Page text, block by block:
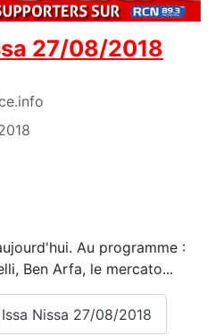
27/08/2018
Au programme :
Ben Arfa, le mercato...
Nissa 27/08/2018